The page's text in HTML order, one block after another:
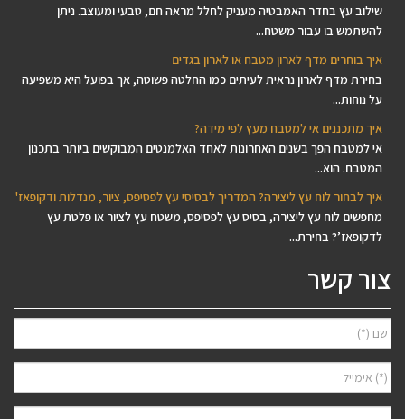
שילוב עץ בחדר האמבטיה מעניק לחלל מראה חם, טבעי ומעוצב. ניתן
להשתמש בו עבור משטח...
איך בוחרים מדף לארון מטבח או לארון בגדים
בחירת מדף לארון נראית לעיתים כמו החלטה פשוטה, אך בפועל היא משפיעה
על נוחות...
איך מתכננים אי למטבח מעץ לפי מידה?
אי למטבח הפך בשנים האחרונות לאחד האלמנטים המבוקשים ביותר בתכנון
המטבח. הוא...
איך לבחור לוח עץ ליצירה? המדריך לבסיסי עץ לפסיפס, ציור, מנדלות ודקופאז'
מחפשים לוח עץ ליצירה, בסיס עץ לפסיפס, משטח עץ לציור או פלטת עץ
לדקופאז’? בחירת...
צור קשר